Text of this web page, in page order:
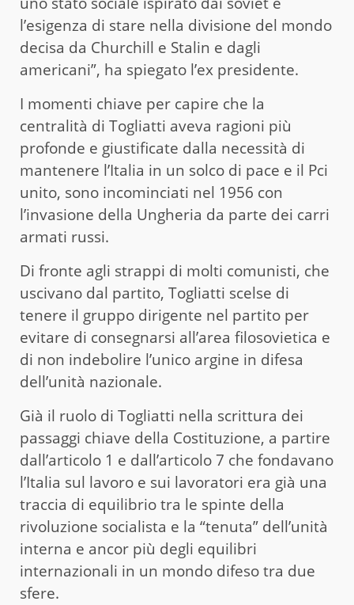
l’esigenza di stare nella divisione del mondo
decisa da Churchill e Stalin e dagli
americani”, ha spiegato l’ex presidente.
I momenti chiave per capire che la
centralità di Togliatti aveva ragioni più
profonde e giustificate dalla necessità di
mantenere l’Italia in un solco di pace e il Pci
unito, sono incominciati nel 1956 con
l’invasione della Ungheria da parte dei carri
armati russi.
Di fronte agli strappi di molti comunisti, che
uscivano dal partito, Togliatti scelse di
tenere il gruppo dirigente nel partito per
evitare di consegnarsi all’area filosovietica e
di non indebolire l’unico argine in difesa
dell’unità nazionale.
Già il ruolo di Togliatti nella scrittura dei
passaggi chiave della Costituzione, a partire
dall’articolo 1 e dall’articolo 7 che fondavano
l’Italia sul lavoro e sui lavoratori era già una
traccia di equilibrio tra le spinte della
rivoluzione socialista e la “tenuta” dell’unità
interna e ancor più degli equilibri
internazionali in un mondo difeso tra due
sfere.